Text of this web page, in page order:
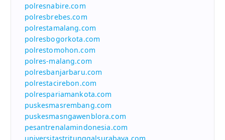
polresnabire.com
polresbrebes.com
polrestamalang.com
polresbogorkota.com
polrestomohon.com
polres-malang.com
polresbanjarbaru.com
polrestacirebon.com
polrespariamankota.com
puskesmasrembang.com
puskesmasngawenblora.com
pesantrenalamindonesia.com